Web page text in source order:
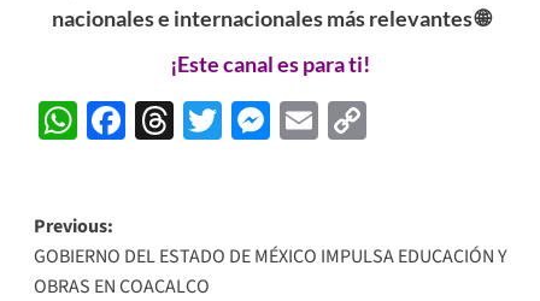
nacionales e internacionales más relevantes 🌐
¡Este canal es para ti!
WhatsApp
Facebook
Threads
Twitter
Messenger
EmailCopy
Post
navigation
Previous:
GOBIERNO DEL ESTADO DE MÉXICO IMPULSA EDUCACIÓN Y
OBRAS EN COACALCO